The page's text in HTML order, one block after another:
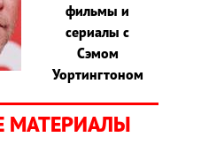
фильмы и
сериалы с
Сэмом
Уортингтоном
МАТЕРИАЛЫ